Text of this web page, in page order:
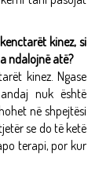
kinez, si
ndalojnë atë?
kinez. Ngase
nuk është
në shpejtësi
se do të ketë
terapi, por kur